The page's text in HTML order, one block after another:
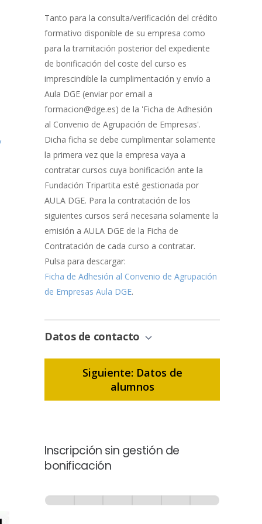
de
Bonificación
Tanto para la consulta/verificación del crédito
formativo disponible de su empresa como
para la tramitación posterior del expediente
de bonificación del coste del curso es
imprescindible la cumplimentación y envío a
Aula DGE (enviar por email a
formacion@dge.es) de la 'Ficha de Adhesión
al Convenio de Agrupación de Empresas'.
Dicha ficha se debe cumplimentar solamente
la primera vez que la empresa vaya a
contratar cursos cuya bonificación ante la
Fundación Tripartita esté gestionada por
AULA DGE. Para la contratación de los
siguientes cursos será necesaria solamente la
emisión a AULA DGE de la Ficha de
Contratación de cada curso a contratar.
Pulsa para descargar:
Ficha de Adhesión al Convenio de Agrupación
de Empresas Aula DGE.
Datos de contacto
Siguiente: Datos de
alumnos
Inscripción sin gestión de
bonificación
-